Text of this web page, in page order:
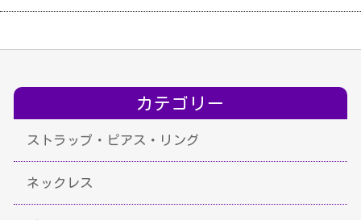
カテゴリー
ストラップ・ピアス・リング
ネックレス